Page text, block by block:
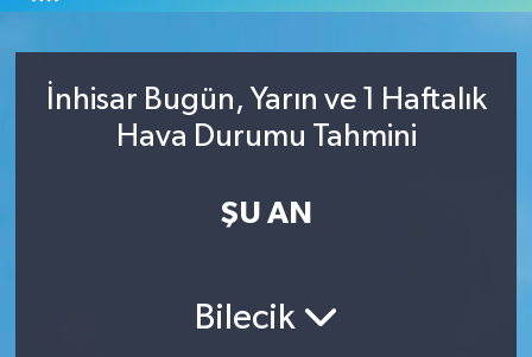
İnhisar Bugün, Yarın ve 1 Haftalık
Hava Durumu Tahmini
ŞU AN
Bilecik
İletişim
Video Galeri
Akçakoca Trafik Yoğunluk Haritası
Tüm Manşetler